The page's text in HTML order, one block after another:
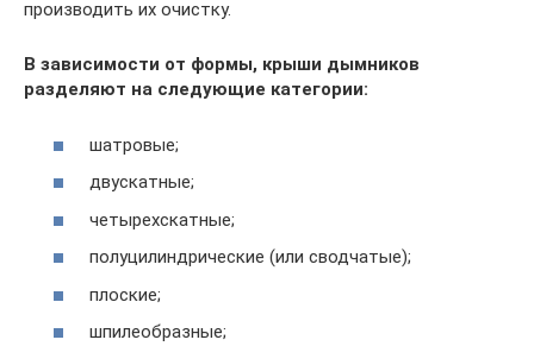
производить их очистку.
В зависимости от формы, крыши дымников
разделяют на следующие категории:
шатровые;
двускатные;
четырехскатные;
полуцилиндрические (или сводчатые);
плоские;
шпилеобразные;